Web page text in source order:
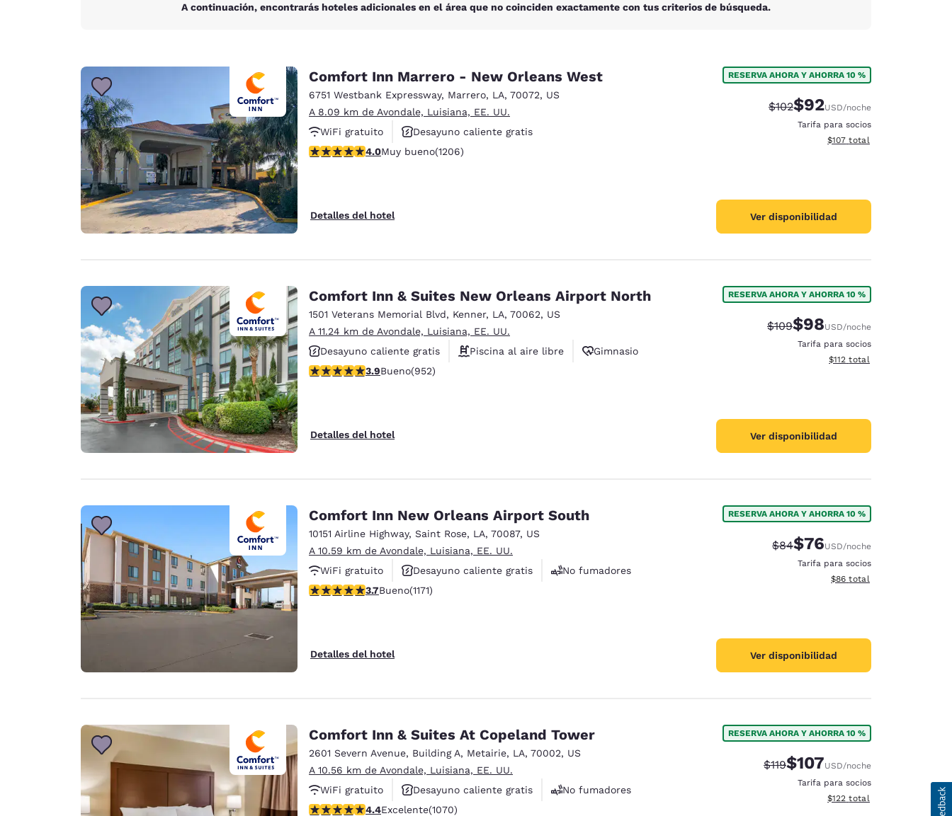
A continuación, encontrarás hoteles adicionales en el área que no coinciden exactamente con tus criterios de búsqueda.
Comfort Inn Marrero - New Orleans West
6751 Westbank Expressway, Marrero, LA, 70072, US
A 8.09 km de Avondale, Luisiana, EE. UU.
WiFi gratuito
Desayuno caliente gratis
Piscina al aire libre
calificación de 4.03 estrellas. Muy bueno. 1206 reseñas
4.0Muy bueno(1206)
Detalles del hotel
RESERVA AHORA Y AHORRA 10 %
Precio tachado:
$102Precio con descuento:
$92USD/noche
Tarifa para socios
Ver detalles del total
$107 total
Ver disponibilidad
Comfort Inn & Suites New Orleans Airport North
1501 Veterans Memorial Blvd, Kenner, LA, 70062, US
A 11.24 km de Avondale, Luisiana, EE. UU.
Desayuno caliente gratis
Piscina al aire libre
Gimnasio
calificación de 3.92 estrellas. Bueno. 952 reseñas
3.9Bueno(952)
Detalles del hotel
RESERVA AHORA Y AHORRA 10 %
Precio tachado:
$109Precio con descuento:
$98USD/noche
Tarifa para socios
Ver detalles del total
$112 total
Ver disponibilidad
Comfort Inn New Orleans Airport South
10151 Airline Highway, Saint Rose, LA, 70087, US
A 10.59 km de Avondale, Luisiana, EE. UU.
WiFi gratuito
Desayuno caliente gratis
No fumadores
calificación de 3.7 estrellas. Bueno. 1171 reseñas
3.7Bueno(1171)
Detalles del hotel
RESERVA AHORA Y AHORRA 10 %
Precio tachado:
$84Precio con descuento:
$76USD/noche
Tarifa para socios
Ver detalles del total
$86 total
Ver disponibilidad
Comfort Inn & Suites At Copeland Tower
2601 Severn Avenue, Building A, Metairie, LA, 70002, US
A 10.56 km de Avondale, Luisiana, EE. UU.
WiFi gratuito
Desayuno caliente gratis
No fumadores
calificación de 4.38 estrellas. Excelente. 1070 reseñas
4.4Excelente(1070)
RESERVA AHORA Y AHORRA 10 %
Precio tachado:
$119Precio con descuento:
$107USD/noche
Tarifa para socios
Ver detalles del total
$122 total